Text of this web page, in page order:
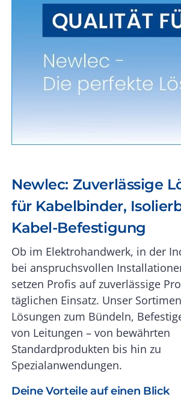
Newlec: Zuverlässige
für Kabelbinder,
Kabel-Befestigung
Ob im Elektrohandwerk, in der
bei anspruchsvollen
setzen Profis auf zuverlässige
täglichen Einsatz. Unser
Lösungen zum Bündeln,
von Leitungen – von bewährten
Standardprodukten bis hin zu
Spezialanwendungen.
Deine Vorteile auf einen Blick